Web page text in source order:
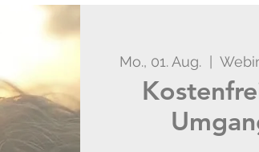
Mo., 01. Aug.
  |